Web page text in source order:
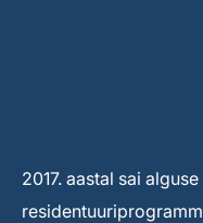
2017. aastal sai